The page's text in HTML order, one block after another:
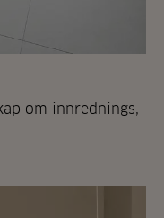
om innrednings,